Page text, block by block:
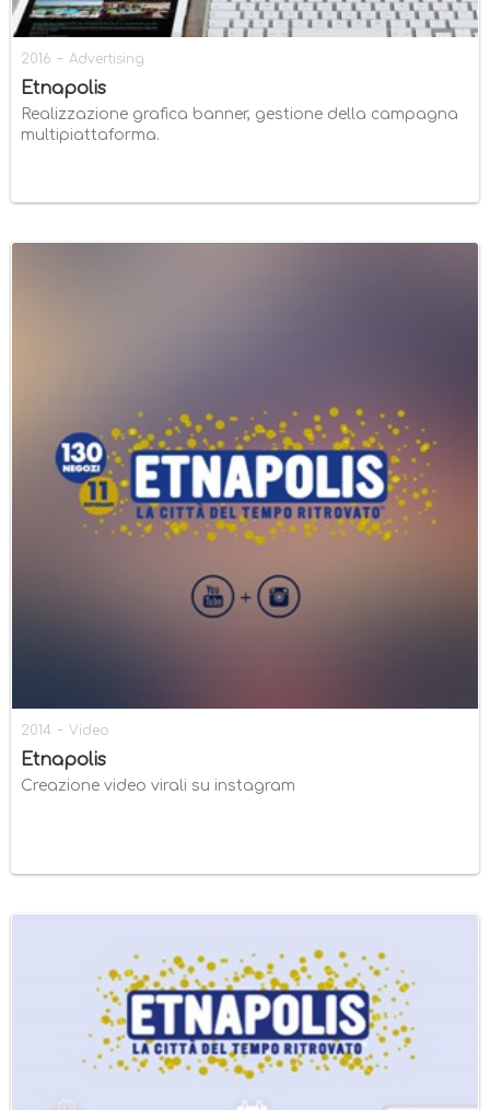
2016 - Advertising
Etnapolis
Realizzazione grafica banner, gestione della campagna
multipiattaforma.
2014 - Video
Etnapolis
Creazione video virali su instagram